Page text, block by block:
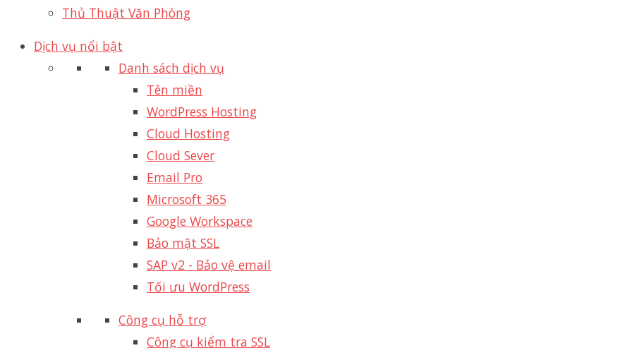
Thủ Thuật Văn Phòng
Dịch vụ nổi bật
Danh sách dịch vụ
Tên miền
WordPress Hosting
Cloud Hosting
Cloud Sever
Email Pro
Microsoft 365
Google Workspace
Bảo mật SSL
SAP v2 - Bảo vệ email​
Tối ưu WordPress
Công cụ hỗ trợ
Công cụ kiểm tra SSL